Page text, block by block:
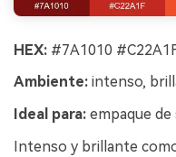
HEX: #7A1010
Ambiente: intenso,
Ideal para: empaque de
Intenso y brillante